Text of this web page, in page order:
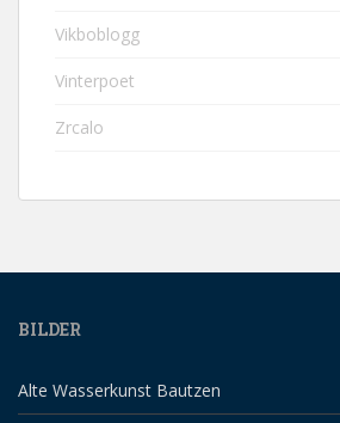
Vikboblogg
Vinterpoet
Zrcalo
BILDER
Alte Wasserkunst Bautzen